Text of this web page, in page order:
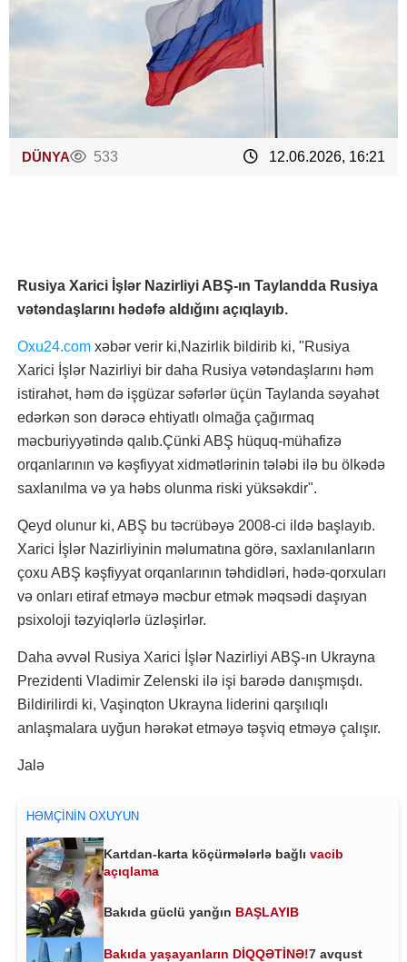
DÜNYA 533 12.06.2026, 16:21
Rusiya Xarici İşlər Nazirliyi ABŞ-ın Taylandda Rusiya
vətəndaşlarını hədəfə aldığını açıqlayıb.
Oxu24.com xəbər verir ki,Nazirlik bildirib ki, "Rusiya
Xarici İşlər Nazirliyi bir daha Rusiya vətəndaşlarını həm
istirahət, həm də işgüzar səfərlər üçün Taylanda səyahət
edərkən son dərəcə ehtiyatlı olmağa çağırmaq
məcburiyyətində qalıb.Çünki ABŞ hüquq-mühafizə
orqanlarının və kəşfiyyat xidmətlərinin tələbi ilə bu ölkədə
saxlanılma və ya həbs olunma riski yüksəkdir".
Qeyd olunur ki, ABŞ bu təcrübəyə 2008-ci ildə başlayıb.
Xarici İşlər Nazirliyinin məlumatına görə, saxlanılanların
çoxu ABŞ kəşfiyyat orqanlarının təhdidləri, hədə-qorxuları
və onları etiraf etməyə məcbur etmək məqsədi daşıyan
psixoloji təzyiqlərlə üzləşirlər.
Daha əvvəl Rusiya Xarici İşlər Nazirliyi ABŞ-ın Ukrayna
Prezidenti Vladimir Zelenski ilə işi barədə danışmışdı.
Bildirilirdi ki, Vaşinqton Ukrayna liderini qarşılıqlı
anlaşmalara uyğun hərəkət etməyə təşviq etməyə çalışır.
Jalə
HƏMÇININ OXUYUN
Kartdan-karta köçürmələrlə bağlı vacib
açıqlama
Bakıda güclü yanğın BAŞLAYIB
Bakıda yaşayanların DİQQƏTİNƏ!7 avqust